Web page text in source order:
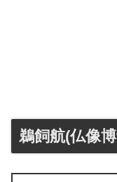
鵜飼航(仏像